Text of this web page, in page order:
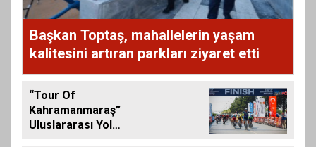
Başkan Toptaş, mahallelerin yaşam
kalitesini artıran parkları ziyaret etti
“Tour Of
Kahramanmaraş”
Uluslararası Yol